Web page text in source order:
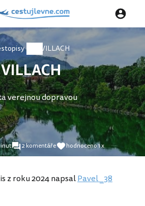
VILLACH
VILLACH
verejnou dopravou
2 komentáře hodnoceno 1 x
z roku 2024 napsalPavel _38